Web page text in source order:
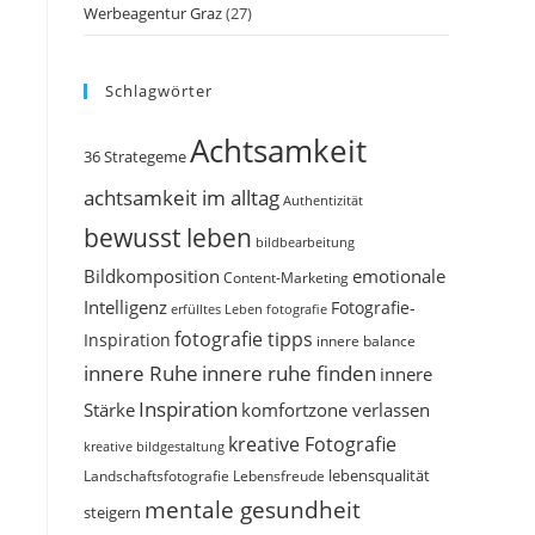
Werbeagentur Graz(27)
Schlagwörter
36 StrategemeAchtsamkeit
achtsamkeit im alltag Authentizität
bewusst leben bildbearbeitung
Bildkomposition Content-Marketingemotionale
Intelligenz erfülltes Leben fotografie Fotografie-
Inspiration fotografie tipps innere balance
innere Ruhe innere ruhe finden innere
Stärke Inspiration komfortzone verlassen
kreative bildgestaltung kreative Fotografie
Landschaftsfotografie Lebensfreude lebensqualität
steigern mentale gesundheit